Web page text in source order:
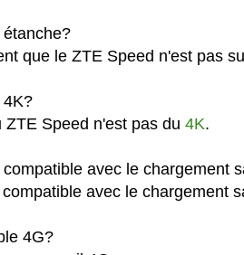
que le ZTE Speed n'est pas
4K?
Speed n'est pas du 4K.
avec le chargement
avec le chargement
4G?